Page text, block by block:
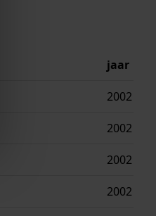
jaar
2002
2002
2002
2002